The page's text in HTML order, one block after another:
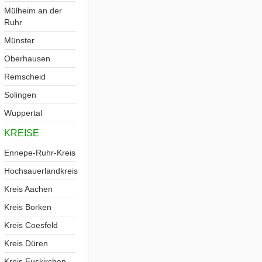
Mülheim an der
Ruhr
Münster
Oberhausen
Remscheid
Solingen
Wuppertal
KREISE
Ennepe-Ruhr-Kreis
Hochsauerlandkreis
Kreis Aachen
Kreis Borken
Kreis Coesfeld
Kreis Düren